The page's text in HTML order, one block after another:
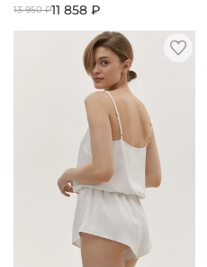
13 950 ₽11 858 ₽